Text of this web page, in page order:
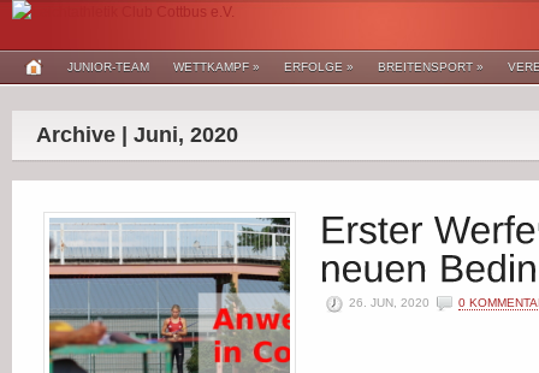
JUNIOR-TEAM WETTKAMPF » ERFOLGE » BREITENSPORT »
Archive | Juni, 2020
26. JUN, 2020 0